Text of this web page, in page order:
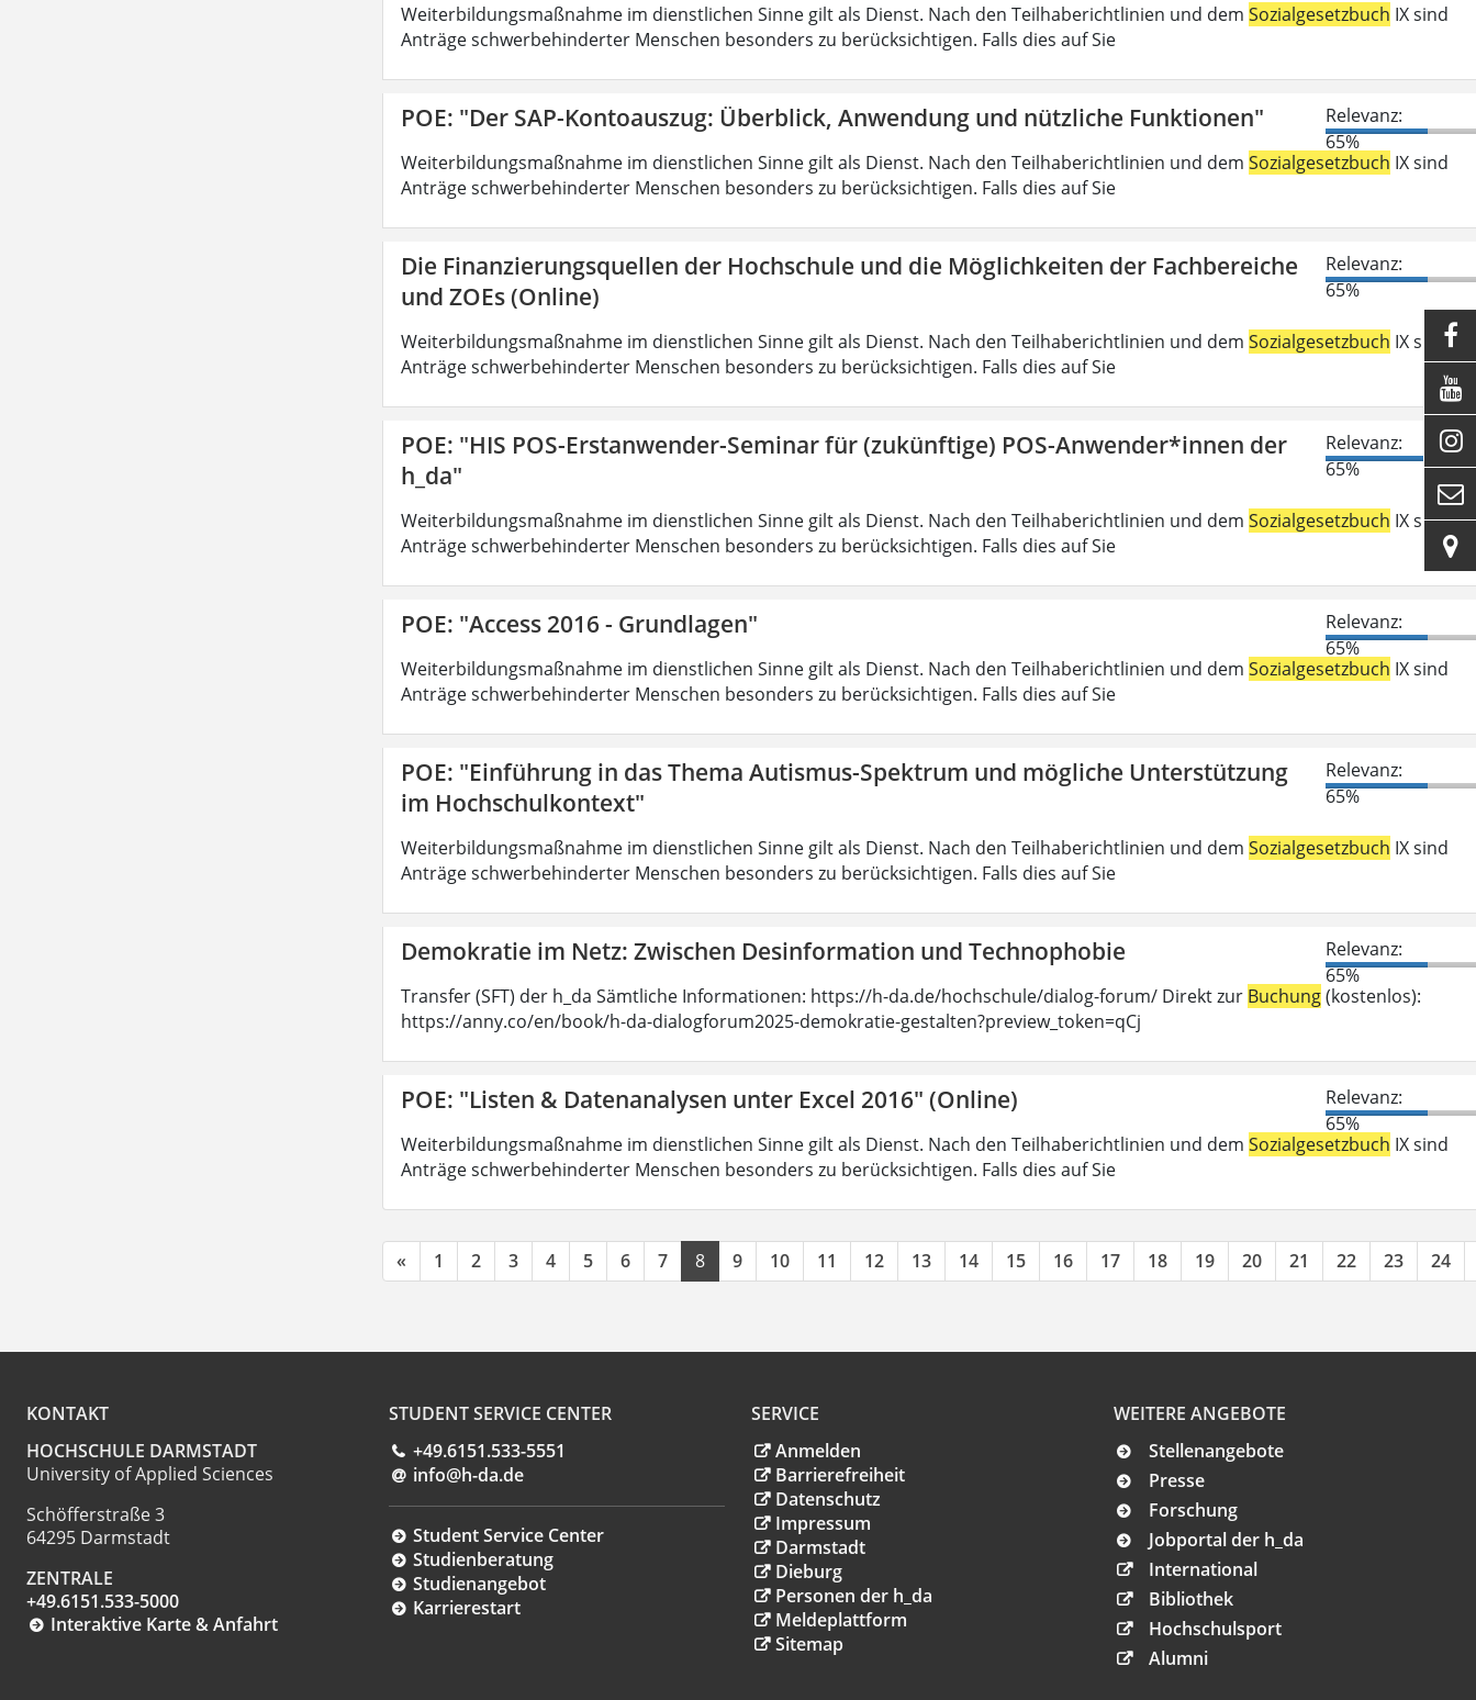
Weiterbildungsmaßnahme im dienstlichen Sinne gilt als Dienst. Nach den Teilhaberichtlinien und dem Sozialgesetzbuch IX sind
Anträge schwerbehinderter Menschen besonders zu berücksichtigen. Falls dies auf Sie
POE: "Der SAP-Kontoauszug: Überblick, Anwendung und nützliche Funktionen"
Relevanz:
65%
Weiterbildungsmaßnahme im dienstlichen Sinne gilt als Dienst. Nach den Teilhaberichtlinien und dem Sozialgesetzbuch IX sind
Anträge schwerbehinderter Menschen besonders zu berücksichtigen. Falls dies auf Sie
Die Finanzierungsquellen der Hochschule und die Möglichkeiten der Fachbereiche
und ZOEs (Online)
Relevanz:
65%
Weiterbildungsmaßnahme im dienstlichen Sinne gilt als Dienst. Nach den Teilhaberichtlinien und dem Sozialgesetzbuch IX sind
Anträge schwerbehinderter Menschen besonders zu berücksichtigen. Falls dies auf Sie
POE: "HIS POS-Erstanwender-Seminar für (zukünftige) POS-Anwender*innen der
h_da"
Relevanz:
65%
Weiterbildungsmaßnahme im dienstlichen Sinne gilt als Dienst. Nach den Teilhaberichtlinien und dem Sozialgesetzbuch IX sind
Anträge schwerbehinderter Menschen besonders zu berücksichtigen. Falls dies auf Sie
POE: "Access 2016 - Grundlagen"
Relevanz:
65%
Weiterbildungsmaßnahme im dienstlichen Sinne gilt als Dienst. Nach den Teilhaberichtlinien und dem Sozialgesetzbuch IX sind
Anträge schwerbehinderter Menschen besonders zu berücksichtigen. Falls dies auf Sie
POE: "Einführung in das Thema Autismus-Spektrum und mögliche Unterstützung
im Hochschulkontext"
Relevanz:
65%
Weiterbildungsmaßnahme im dienstlichen Sinne gilt als Dienst. Nach den Teilhaberichtlinien und dem Sozialgesetzbuch IX sind
Anträge schwerbehinderter Menschen besonders zu berücksichtigen. Falls dies auf Sie
Demokratie im Netz: Zwischen Desinformation und Technophobie
Relevanz:
65%
Transfer (SFT) der h_da Sämtliche Informationen: https://h-da.de/hochschule/dialog-forum/ Direkt zur Buchung(kostenlos):
https://anny.co/en/book/h-da-dialogforum2025-demokratie-gestalten?preview_token=qCj
POE: "Listen & Datenanalysen unter Excel 2016" (Online)
Relevanz:
65%
Weiterbildungsmaßnahme im dienstlichen Sinne gilt als Dienst. Nach den Teilhaberichtlinien und dem Sozialgesetzbuch IX sind
Anträge schwerbehinderter Menschen besonders zu berücksichtigen. Falls dies auf Sie
« 1 2 3 4 5 6 7 8 9 10 11 12 13 14 15 16 17 18 19 20 21 22 23 24
KONTAKT
HOCHSCHULE DARMSTADT
University of Applied Sciences
Schöfferstraße 3
64295 Darmstadt
ZENTRALE
+49.6151.533-5000
Interaktive Karte & Anfahrt
STUDENT SERVICE CENTER
+49.6151.533-5551
info@h-da.de
Student Service Center
Studienberatung
Studienangebot
Karrierestart
SERVICE
Anmelden
Barrierefreiheit
Datenschutz
Impressum
Darmstadt
Dieburg
Personen der h_da
Meldeplattform
Sitemap
WEITERE ANGEBOTE
Stellenangebote
Presse
Forschung
Jobportal der h_da
International
Bibliothek
Hochschulsport
Alumni




